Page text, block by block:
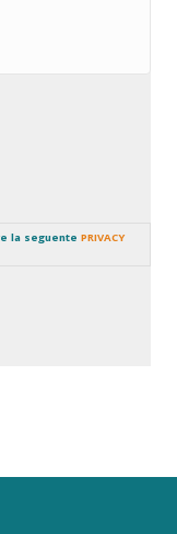
la seguente PRIVACY